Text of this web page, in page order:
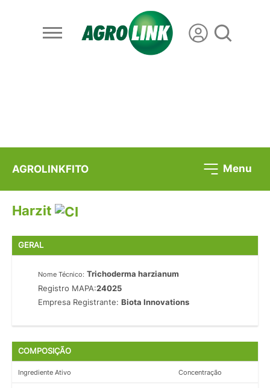
AGROLINKFITO Menu
Harzit
GERAL
Nome Técnico: Trichoderma harzianum
Registro MAPA:24025
Empresa Registrante:Biota Innovations
COMPOSIÇÃO
Ingrediente Ativo Concentração